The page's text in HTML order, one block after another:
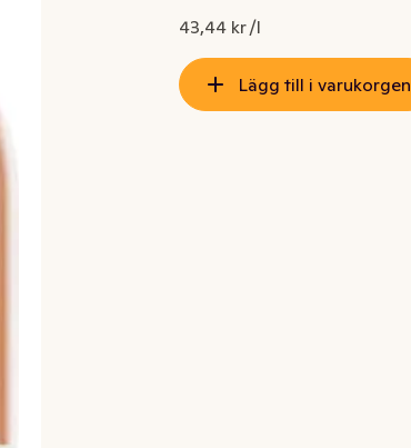
43,44 kr /l
Lägg till i varukorgen